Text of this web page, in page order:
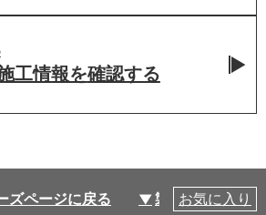
工情報を確認する
ズページに戻る 製品仕様
お気に入り